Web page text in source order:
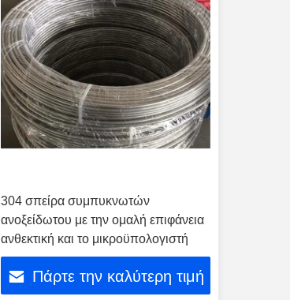
304 σπείρα συμπυκνωτών
ανοξείδωτου με την ομαλή επιφάνεια
ανθεκτική και το μικροϋπολογιστή
Πάρτε την καλύτερη τιμή